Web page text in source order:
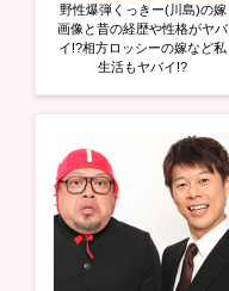
野性爆弾くっきー(川島)の嫁
画像と昔の経歴や性格がヤバ
イ!?相方ロッシーの嫁など私
生活もヤバイ!?